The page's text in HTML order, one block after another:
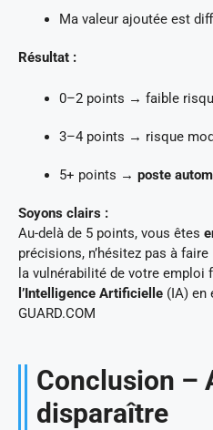
Ma valeur ajoutée est
Résultat :
0–2 points → faible
3–4 points → risque
5+ points → poste
Soyons clairs :
Au-delà de 5 points, vous êtes
précisions, n’hésitez pas à
la vulnérabilité de votre emploi
l’Intelligence Artificielle (IA) en
GUARD.COM
Conclusion –
disparaître